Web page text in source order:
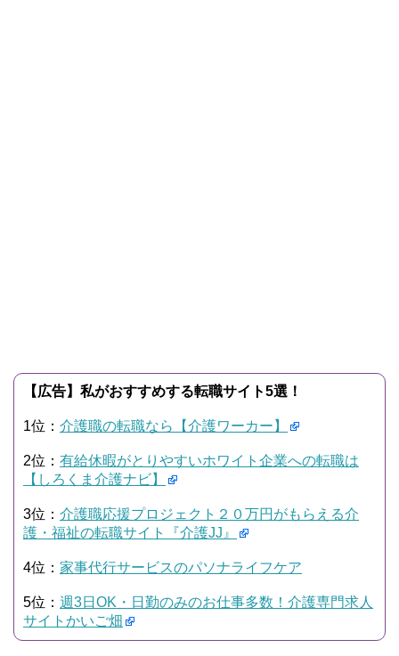
【広告】私がおすすめする転職サイト5選！
1位： 介護職の転職なら【介護ワーカー】
2位： 有給休暇がとりやすいホワイト企業への転職は
【しろくま介護ナビ】
3位： 介護職応援プロジェクト２０万円がもらえる介
護・福祉の転職サイト『介護JJ』
4位： 家事代行サービスのパソナライフケア
5位： 週3日OK・日勤のみのお仕事多数！介護専門求人
サイトかいご畑